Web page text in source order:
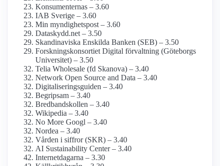
Konsumenternas – 3.60
IAB Sverige – 3.60
Min myndighets­post – 3.60
Dataskydd.net – 3.50
Skandinaviska Enskilda Banken (SEB) – 3.50
Forsknings­konsortiet Digital förvaltning (Göteborgs
Universitet) – 3.50
Telia Wholesale (fd Skanova) – 3.40
Network Open Source and Data – 3.40
Digitaliseringsguiden – 3.40
Begripsam – 3.40
Bredbands­kollen – 3.40
Wikipedia – 3.40
No More Googl – 3.40
Nordea – 3.40
Vården i siffror (SKR) – 3.40
AI Sustainability Center – 3.40
Internetdagarna – 3.30